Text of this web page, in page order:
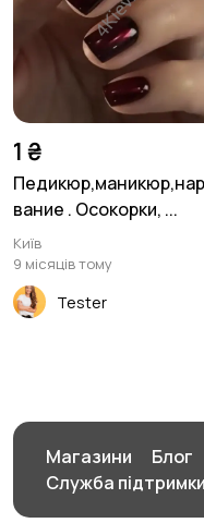
1 ₴
вание . Осокорки, ...
Київ
9 місяців тому
Tester
Магазини Блог
Служба підтримки